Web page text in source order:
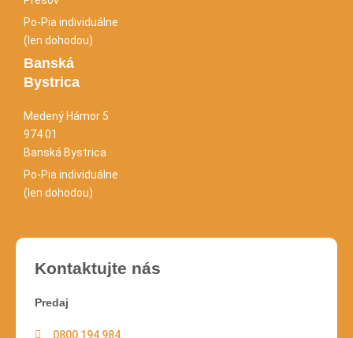
Po-Pia individuálne
(len dohodou)
Banská
Bystrica
Medený Hámor 5
974 01
Banská Bystrica
Po-Pia individuálne
(len dohodou)
Kontaktujte nás
Predaj
0800 194 984